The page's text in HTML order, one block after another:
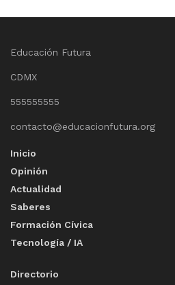
Educación Futura
CDMX
555555555
contacto@educacionfutura.org
Inicio
Opinión
Actualidad
Saberes
Formación Cívica
Tecnología / IA
Directorio